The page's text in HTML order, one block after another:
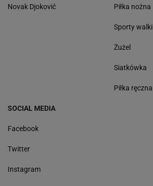
Novak Djoković Piłka nożna
Sporty walki
Żużel
Siatkówka
Piłka ręczna
SOCIAL MEDIA
Facebook
Twitter
Instagram